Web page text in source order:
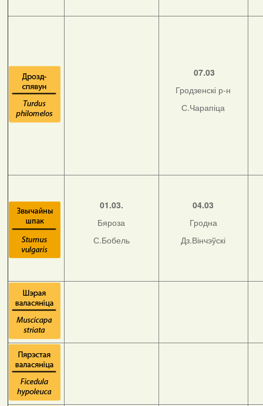
07.03
Гродзенскі р-н
С.Чарапіца
01.03.
Бяроза
С.Бобель
04.03
Гродна
Дз.Вінчэўскі